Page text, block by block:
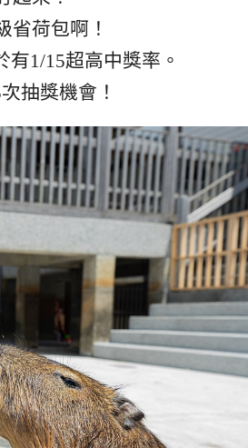
省荷包啊！
1/15超高中獎率。
抽獎機會！